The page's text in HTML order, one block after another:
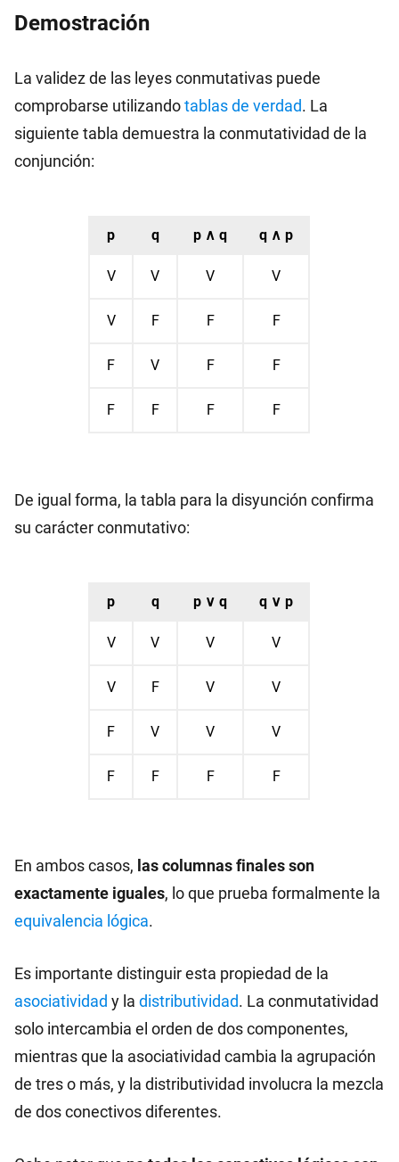
Demostración
La validez de las leyes conmutativas puede
comprobarse utilizandotablas de verdad. La
siguiente tabla demuestra la conmutatividad de la
conjunción:
p q p ∧ q q ∧ p
V V V V
V F F F
F V F F
F F F F
De igual forma, la tabla para la disyunción confirma
su carácter conmutativo:
p q p ∨ q q ∨ p
V V V V
V F V V
F V V V
F F F F
En ambos casos, las columnas finales son
exactamente iguales, lo que prueba formalmente la
equivalencia lógica.
Es importante distinguir esta propiedad de la
asociatividad y la distributividad. La conmutatividad
solo intercambia el orden de dos componentes,
mientras que la asociatividad cambia la agrupación
de tres o más, y la distributividad involucra la mezcla
de dos conectivos diferentes.